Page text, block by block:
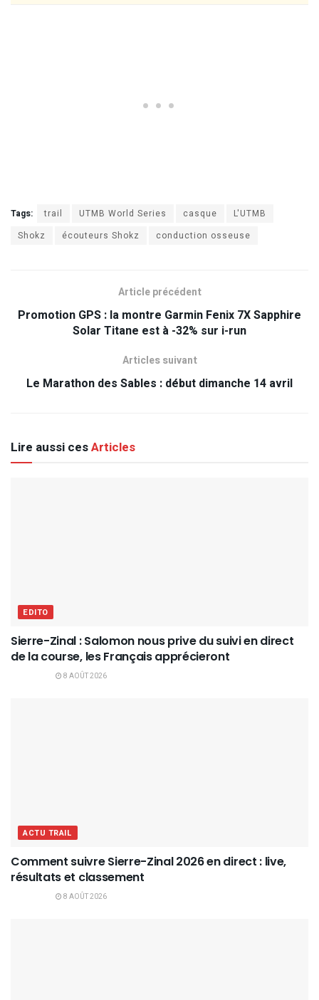
Tags: trail UTMB World Series casque
L'UTMB
Shokz
écouteurs Shokz conduction osseuse
Article précédent
Promotion GPS : la montre Garmin Fenix 7X Sapphire
Solar Titane est à -32% sur i-run
Articles suivant
Le Marathon des Sables : début dimanche 14 avril
Lire aussi cesArticles
EDITO
Sierre-Zinal : Salomon nous prive du suivi en direct
de la course, les Français apprécieront
8 AOÛT 2026
ACTU TRAIL
Comment suivre Sierre-Zinal 2026 en direct : live,
résultats et classement
8 AOÛT 2026